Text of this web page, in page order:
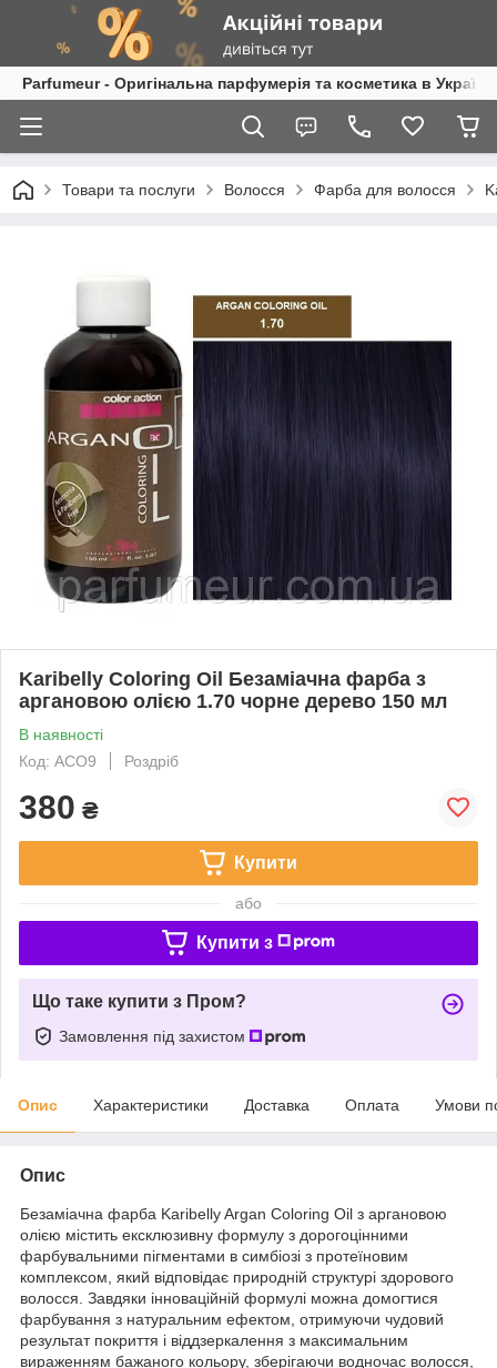
Parfumeur - Оригінальна парфумерія та косметика в Україні
Товари та послуги Волосся Фарба для волосся
Karibelly Coloring Oil Безаміачна фарба з
аргановою олією 1.70 чорне дерево 150 мл
В наявності
Код: ACO9
Роздріб
380 ₴
Купити
або
Купити з
Що таке купити з Пром?
Замовлення під захистом
Опис Характеристики Доставка Оплата Умови
Опис
Безаміачна фарба Karibelly Argan Coloring Oil з аргановою
олією містить ексклюзивну формулу з дорогоцінними
фарбувальними пігментами в симбіозі з протеїновим
комплексом, який відповідає природній структурі здорового
волосся. Завдяки інноваційній формулі можна домогтися
фарбування з натуральним ефектом, отримуючи чудовий
результат покриття і віддзеркалення з максимальним
вираженням бажаного кольору, зберігаючи водночас волосся,